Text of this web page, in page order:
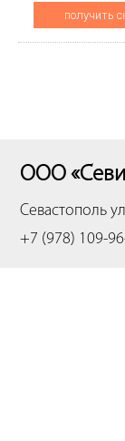
получить
ООО
Севастополь
+7 (978) 109-